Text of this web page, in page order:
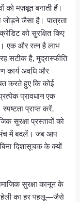
को मज़बूत बनाती हैं।
जोड़ने जैसा है। पात्रता
को सुरक्षित किए
एक और रत्न है लाभ
सटीक है, मुद्रास्फीति
कार्य अवधि और
करते हुए कि कोई
प्रावधान एक
प्राप्त करें,
सुरक्षा प्रस्तावों को
मंच में बदलें। जब आप
दिशासूचक के क्यों
सुरक्षा कानून के
का हर पहलू—जैसे